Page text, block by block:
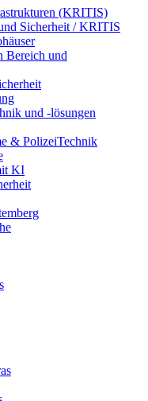
(KRITIS)
Sicherheit / KRITIS
Bereich und
und -lösungen
& PolizeiTechnik
KI